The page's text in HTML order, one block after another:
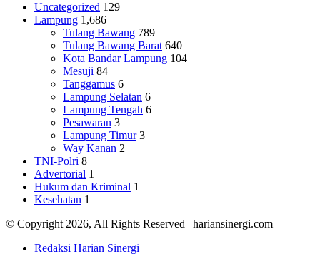
Uncategorized 129
Lampung 1,686
Tulang Bawang 789
Tulang Bawang Barat 640
Kota Bandar Lampung 104
Mesuji 84
Tanggamus 6
Lampung Selatan 6
Lampung Tengah 6
Pesawaran 3
Lampung Timur 3
Way Kanan 2
TNI-Polri 8
Advertorial 1
Hukum dan Kriminal 1
Kesehatan 1
© Copyright 2026, All Rights Reserved | hariansinergi.com
Redaksi Harian Sinergi